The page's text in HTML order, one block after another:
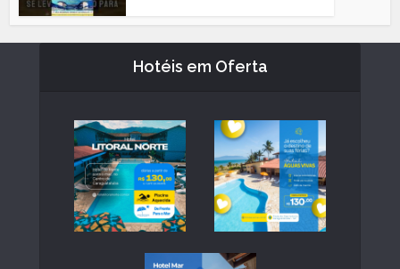
Hotéis em Oferta